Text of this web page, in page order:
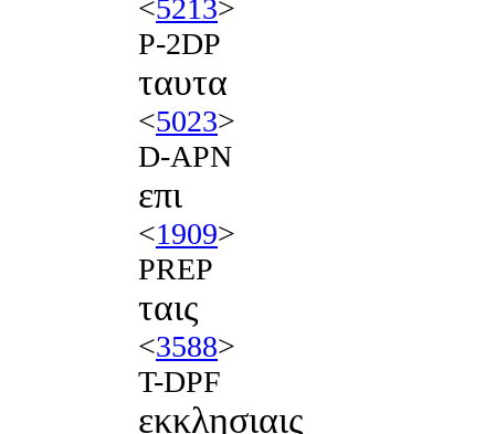
<5213>
P-2DP
ταυτα
<5023>
D-APN
επι
<1909>
PREP
ταις
<3588>
T-DPF
εκκλησιαις